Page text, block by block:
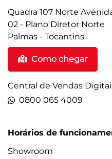
Quadra 107 Norte
02 - Plano Diretor Norte
Palmas - Tocantins
Como chegar
Central de Vendas
0800 065 4009
Horários de
Showroom